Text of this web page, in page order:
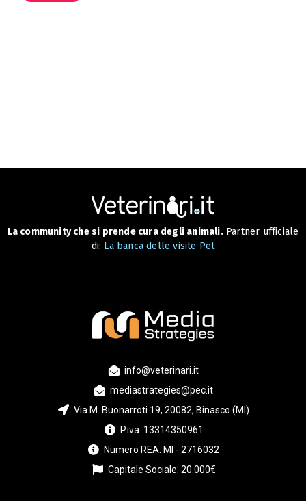
La community che si prende cura degli animali.Partner ufficiale
di: La banca delle visite Pet
info@veterinari.it
mediastrategies@pec.it
Via M. Buonarroti 19, 20082, Binasco (MI)
P.iva: 13314350961
Numero REA: MI - 2716032
Capitale Sociale: 20.000€